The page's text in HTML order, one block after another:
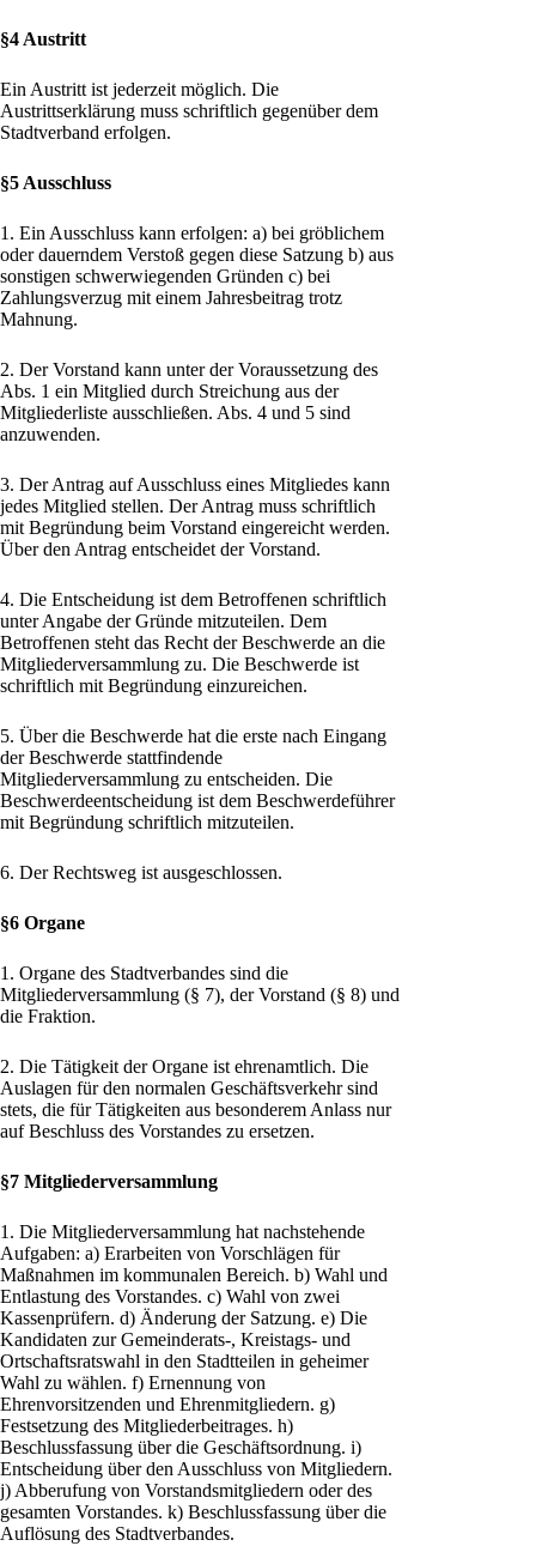
§4 Austritt
Ein Austritt ist jederzeit möglich. Die
Austrittserklärung muss schriftlich gegenüber dem
Stadtverband erfolgen.
§5 Ausschluss
1. Ein Ausschluss kann erfolgen: a) bei gröblichem
oder dauerndem Verstoß gegen diese Satzung b) aus
sonstigen schwerwiegenden Gründen c) bei
Zahlungsverzug mit einem Jahresbeitrag trotz
Mahnung.
2. Der Vorstand kann unter der Voraussetzung des
Abs. 1 ein Mitglied durch Streichung aus der
Mitgliederliste ausschließen. Abs. 4 und 5 sind
anzuwenden.
3. Der Antrag auf Ausschluss eines Mitgliedes kann
jedes Mitglied stellen. Der Antrag muss schriftlich
mit Begründung beim Vorstand eingereicht werden.
Über den Antrag entscheidet der Vorstand.
4. Die Entscheidung ist dem Betroffenen schriftlich
unter Angabe der Gründe mitzuteilen. Dem
Betroffenen steht das Recht der Beschwerde an die
Mitgliederversammlung zu. Die Beschwerde ist
schriftlich mit Begründung einzureichen.
5. Über die Beschwerde hat die erste nach Eingang
der Beschwerde stattfindende
Mitgliederversammlung zu entscheiden. Die
Beschwerdeentscheidung ist dem Beschwerdeführer
mit Begründung schriftlich mitzuteilen.
6. Der Rechtsweg ist ausgeschlossen.
§6 Organe
1. Organe des Stadtverbandes sind die
Mitgliederversammlung (§ 7), der Vorstand (§ 8) und
die Fraktion.
2. Die Tätigkeit der Organe ist ehrenamtlich. Die
Auslagen für den normalen Geschäftsverkehr sind
stets, die für Tätigkeiten aus besonderem Anlass nur
auf Beschluss des Vorstandes zu ersetzen.
§7 Mitgliederversammlung
1. Die Mitgliederversammlung hat nachstehende
Aufgaben: a) Erarbeiten von Vorschlägen für
Maßnahmen im kommunalen Bereich. b) Wahl und
Entlastung des Vorstandes. c) Wahl von zwei
Kassenprüfern. d) Änderung der Satzung. e) Die
Kandidaten zur Gemeinderats-, Kreistags- und
Ortschaftsratswahl in den Stadtteilen in geheimer
Wahl zu wählen. f) Ernennung von
Ehrenvorsitzenden und Ehrenmitgliedern. g)
Festsetzung des Mitgliederbeitrages. h)
Beschlussfassung über die Geschäftsordnung. i)
Entscheidung über den Ausschluss von Mitgliedern.
j) Abberufung von Vorstandsmitgliedern oder des
gesamten Vorstandes. k) Beschlussfassung über die
Auflösung des Stadtverbandes.